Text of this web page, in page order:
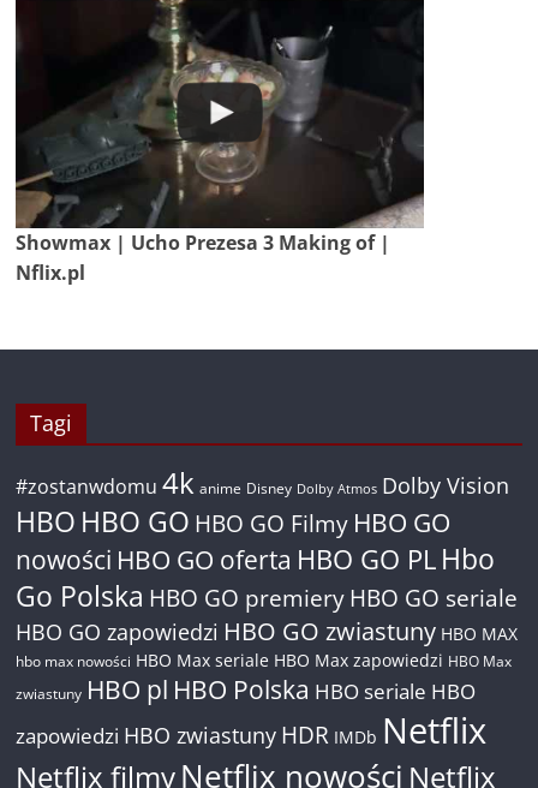
Showmax | Ucho Prezesa 3 Making of |
Nflix.pl
Tagi
#zostanwdomu 4k anime Disney Dolby Atmos Dolby Vision
HBO HBO GO HBO GO Filmy HBO GO
nowości HBO GO oferta HBO GO PL Hbo
Go Polska HBO GO premiery HBO GO seriale
HBO GO zapowiedzi HBO GO zwiastuny HBO MAX
hbo max nowości HBO Max seriale HBO Max zapowiedzi HBO Max
zwiastuny HBO pl HBO Polska HBO seriale HBO
zapowiedzi HBO zwiastuny HDR IMDb Netflix
Netflix filmyNetflix nowości Netflix